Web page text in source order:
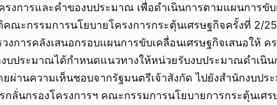
งการและคำของบประมาณ เพื่อดำเนินการตามแผนการขั
คณะกรรมการนโยบายโครงการกระตุ้นเศรษฐกิจครั้งที่ 2/
งการคลังเสนอกรอบแผนการขับเคลื่อนเศรษฐกิจเสนอให้
บประมาณได้กำหนดแนวทางให้หน่วยรับงบประมาณดำเนิ
ยผ่านความเห็นชอบจากรัฐมนตรีเจ้าสังกัด ไปยังสำนักงบปร
กลั่นกรองโครงการฯ คณะกรรมการนโยบายการกระตุ้นเศร